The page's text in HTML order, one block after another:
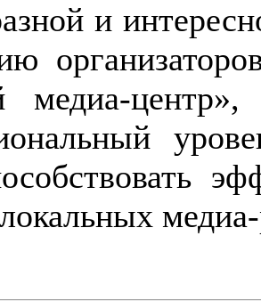
и
медиа-